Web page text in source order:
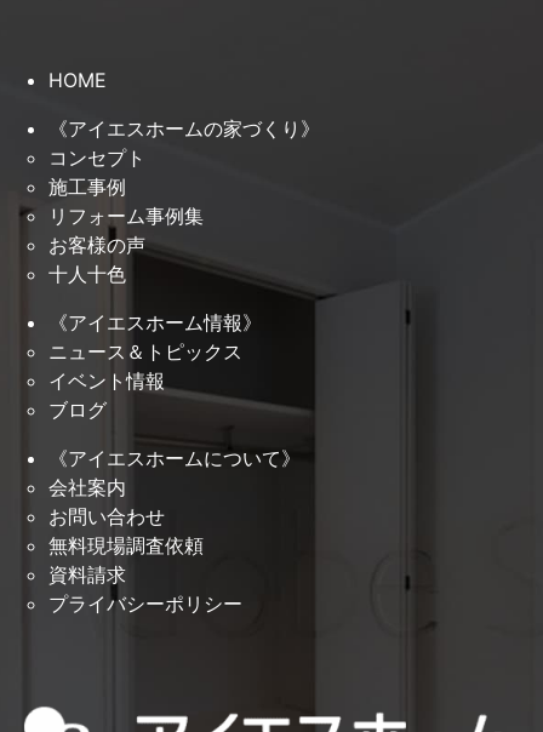
HOME
《アイエスホームの家づくり》
コンセプト
施工事例
リフォーム事例集
お客様の声
十人十色
《アイエスホーム情報》
ニュース＆トピックス
イベント情報
ブログ
《アイエスホームについて》
会社案内
お問い合わせ
無料現場調査依頼
資料請求
プライバシーポリシー